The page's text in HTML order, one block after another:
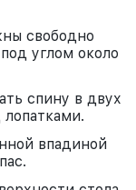
свободно
углом около
спину в двух
впадиной